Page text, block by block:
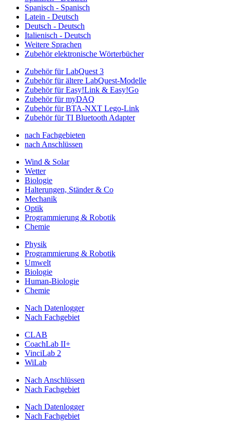
Spanisch - Spanisch
Latein - Deutsch
Deutsch - Deutsch
Italienisch - Deutsch
Weitere Sprachen
Zubehör elektronische Wörterbücher
Zubehör für LabQuest 3
Zubehör für ältere LabQuest-Modelle
Zubehör für Easy!Link & Easy!Go
Zubehör für myDAQ
Zubehör für BTA-NXT Lego-Link
Zubehör für TI Bluetooth Adapter
nach Fachgebieten
nach Anschlüssen
Wind & Solar
Wetter
Biologie
Halterungen, Ständer & Co
Mechanik
Optik
Programmierung & Robotik
Chemie
Physik
Programmierung & Robotik
Umwelt
Biologie
Human-Biologie
Chemie
Nach Datenlogger
Nach Fachgebiet
CLAB
CoachLab II+
VinciLab 2
WiLab
Nach Anschlüssen
Nach Fachgebiet
Nach Datenlogger
Nach Fachgebiet